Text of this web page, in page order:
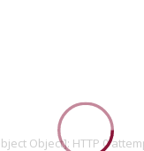
Object]: HTTP 0